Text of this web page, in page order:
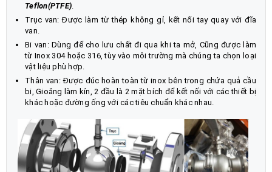
Teflon(PTFE)
Trục van: Được làm từ thép không gỉ, kết nối tay quay với đĩa
van.
Bi van: Dùng để cho lưu chất đi qua khi ta mở, Cũng được làm
từ Inox 304 hoặc 316, tùy vào môi trường mà chúng ta chọn loại
vật liệu phù hợp.
Thân van: Được đúc hoàn toàn từ inox bên trong chứa quả cầu
bi, Gioăng làm kín, 2 đầu là 2 mặt bích để kết nối với các thiết bị
khác hoặc đường ống với các tiêu chuẩn khác nhau.